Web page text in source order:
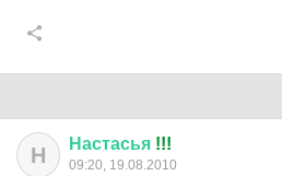
Н Настасья !!!
09:20, 19.08.2010